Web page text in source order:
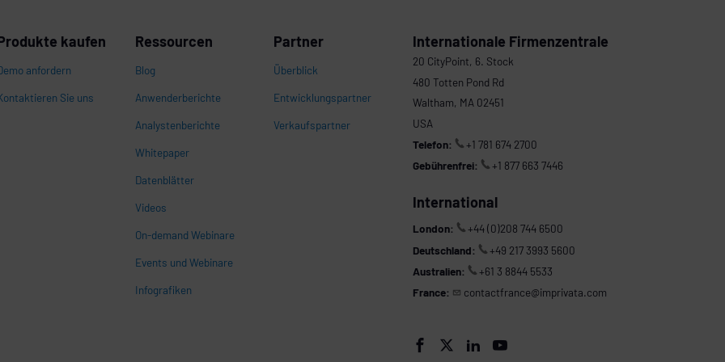
kaufen
anfordern
Sie uns
Ressourcen
Blog
Anwenderberichte
Analystenberichte
Whitepaper
Datenblätter
Videos
On-demand Webinare
Events und Webinare
Infografiken
Partner
Überblick
Entwicklungspartner
Verkaufspartner
Internationale Firmenzentrale
20 CityPoint, 6. Stock
480 Totten Pond Rd
Waltham, MA 02451
USA
Telefon:
+1 781 674 2700
Gebührenfrei:
+1 877 663 7446
International
London:
+44 (0)208 744 6500
Deutschland:
+49 217 3993 5600
Australien:
+61 3 8844 5533
France:
contactfrance@imprivata.com
   